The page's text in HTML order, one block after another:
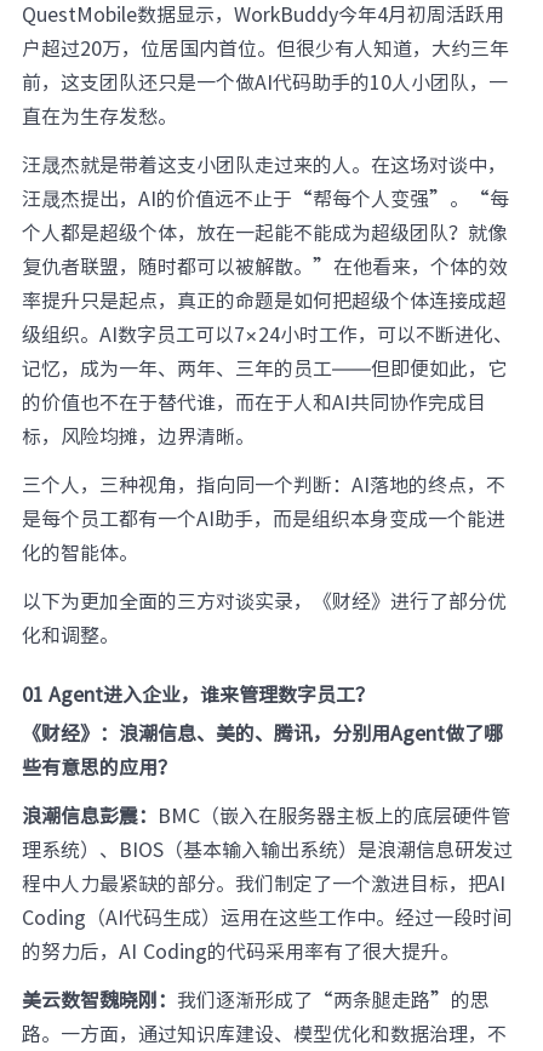
QuestMobile数据显示，WorkBuddy今年4月初周活跃用
户超过20万，位居国内首位。但很少有人知道，大约三年
前，这支团队还只是一个做AI代码助手的10人小团队，一
直在为生存发愁。
汪晟杰就是带着这支小团队走过来的人。在这场对谈中，
汪晟杰提出，AI的价值远不止于“帮每个人变强”。“每
个人都是超级个体，放在一起能不能成为超级团队？就像
复仇者联盟，随时都可以被解散。”在他看来，个体的效
率提升只是起点，真正的命题是如何把超级个体连接成超
级组织。AI数字员工可以7×24小时工作，可以不断进化、
记忆，成为一年、两年、三年的员工——但即便如此，它
的价值也不在于替代谁，而在于人和AI共同协作完成目
标，风险均摊，边界清晰。
三个人，三种视角，指向同一个判断：AI落地的终点，不
是每个员工都有一个AI助手，而是组织本身变成一个能进
化的智能体。
以下为更加全面的三方对谈实录，《财经》进行了部分优
化和调整。
01 Agent进入企业，谁来管理数字员工？
《财经》：浪潮信息、美的、腾讯，分别用Agent做了哪
些有意思的应用？
浪潮信息彭震： BMC（嵌入在服务器主板上的底层硬件管
理系统）、BIOS（基本输入输出系统）是浪潮信息研发过
程中人力最紧缺的部分。我们制定了一个激进目标，把AI
Coding（AI代码生成）运用在这些工作中。经过一段时间
的努力后，AI Coding的代码采用率有了很大提升。
美云数智魏晓刚： 我们逐渐形成了“两条腿走路”的思
路。一方面，通过知识库建设、模型优化和数据治理，不